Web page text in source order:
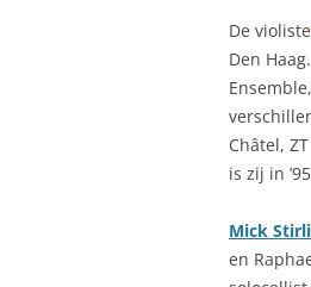
De violiste
Den
Châtel,
is zij in
Mick
en